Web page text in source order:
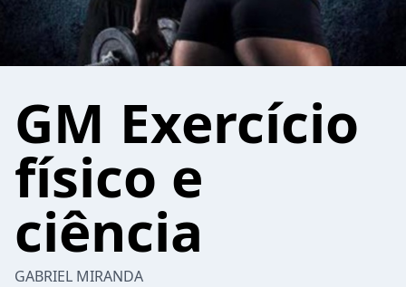
GM Exercício
físico e
ciência
GABRIEL MIRANDA